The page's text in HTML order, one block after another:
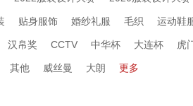
贴身服饰 婚纱礼服 毛织 运动鞋
汉帛奖 CCTV 中华杯 大连杯 虎
其他 威丝曼 大朗 更多